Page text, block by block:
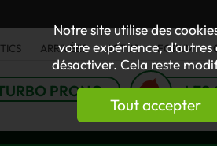
Notre site utilise des
votre expérience,
désactiver. Cela reste
Tout accepter
ARRIVÉES ACTUS FORUM
PRONO LES